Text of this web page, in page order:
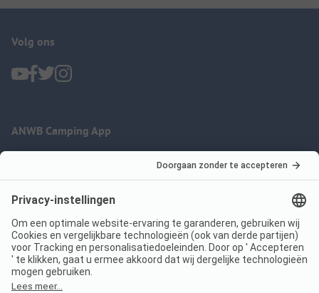
Volg ons
ANWB Camping App
Imprint
Jouw privacy
Voorwaarden
Wet digitale diensten